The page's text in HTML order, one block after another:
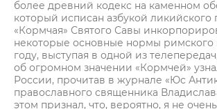
более древний кодекс на каменном
который исписан азбукой ликийского
«Кормчая» Святого Савы
некоторые основные нормы римского
году, выступая в одной из
об огромном значении «Кормчей»
России, прочитав в журнале «Юc
православного священника
этом признал, что, вероятно, я не